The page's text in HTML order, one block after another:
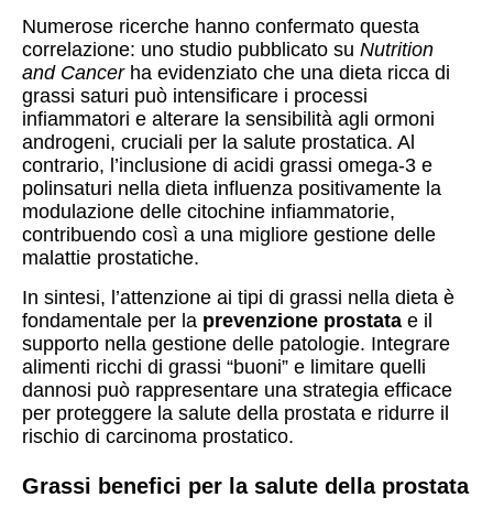
Numerose ricerche hanno confermato questa
correlazione: uno studio pubblicato su Nutrition
and Cancerha evidenziato che una dieta ricca di
grassi saturi può intensificare i processi
infiammatori e alterare la sensibilità agli ormoni
androgeni, cruciali per la salute prostatica. Al
contrario, l’inclusione di acidi grassi omega-3 e
polinsaturi nella dieta influenza positivamente la
modulazione delle citochine infiammatorie,
contribuendo così a una migliore gestione delle
malattie prostatiche.
In sintesi, l’attenzione ai tipi di grassi nella dieta è
fondamentale per la prevenzione prostata e il
supporto nella gestione delle patologie. Integrare
alimenti ricchi di grassi “buoni” e limitare quelli
dannosi può rappresentare una strategia efficace
per proteggere la salute della prostata e ridurre il
rischio di carcinoma prostatico.
Grassi benefici per la salute della prostata